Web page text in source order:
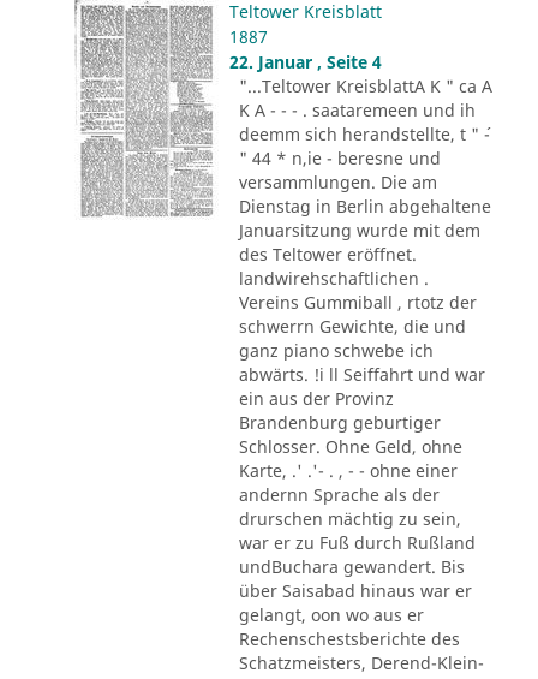
Teltower Kreisblatt
1887
22. Januar , Seite 4
"...Teltower KreisblattA K " ca A
K A - - - . saataremeen und ih
deemm sich herandstellte, t " ´-
" 44 * n,ie - beresne und
versammlungen. Die am
Dienstag in Berlin abgehaltene
Januarsitzung wurde mit dem
des Teltower eröffnet.
landwirehschaftlichen .
Vereins Gummiball , rtotz der
schwerrn Gewichte, die und
ganz piano schwebe ich
abwärts. !i ll Seiffahrt und war
ein aus der Provinz
Brandenburg geburtiger
Schlosser. Ohne Geld, ohne
Karte, .' .'- . , - - ohne einer
andernn Sprache als der
drurschen mächtig zu sein,
war er zu Fuß durch Rußland
undBuchara gewandert. Bis
über Saisabad hinaus war er
gelangt, oon wo aus er
Rechenschestsberichte des
Schatzmeisters, Derend-Klein-